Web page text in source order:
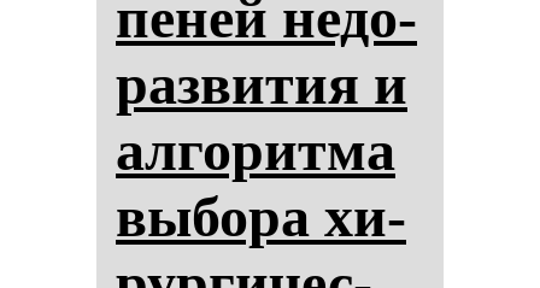
пе­ней не­до­
раз­ви­тия и
ал­го­рит­ма
вы­бо­ра хи­